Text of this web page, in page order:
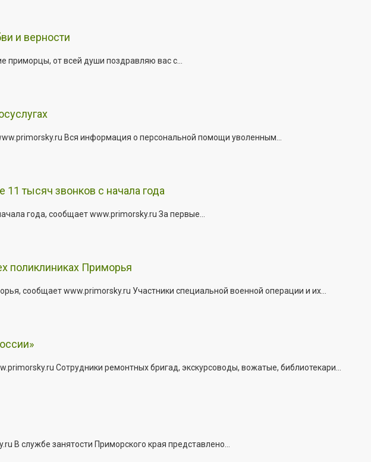
и верности
от всей души поздравляю вас с...
Вся информация о персональной помощи уволенным...
тысяч звонков с начала года
года, сообщает www.primorsky.ru За первые...
поликлиниках Приморья
сообщает www.primorsky.ru Участники специальной военной операции и их...
Сотрудники ремонтных бригад, экскурсоводы, вожатые, библиотекари...
В службе занятости Приморского края представлено...